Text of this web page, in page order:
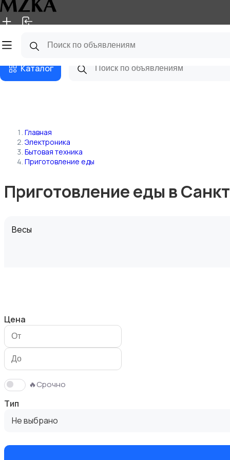
Главная Магазины
Каталог
Главная
Электроника
Бытовая техника
Приготовление еды
Приготовление еды в
Весы
Измельчение и смешивание
Цена
🔥Срочно
Тип
Не выбрано